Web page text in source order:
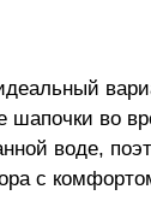
шапочки во
воде,
с